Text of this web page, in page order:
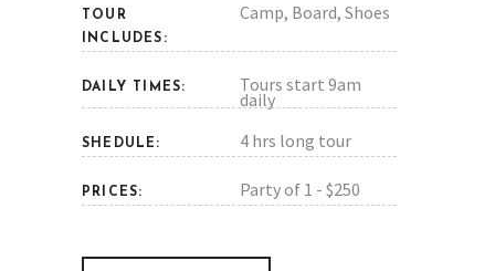
TOUR
INCLUDES:
Camp, Board, Shoes
DAILY TIMES: Tours start 9am
daily
SHEDULE: 4 hrs long tour
PRICES: Party of 1 - $250